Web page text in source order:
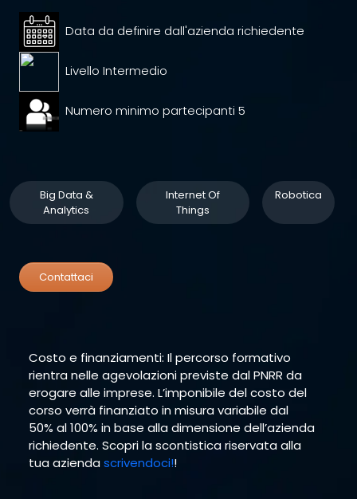
Data da definire dall'azienda richiedente
Livello Intermedio
Numero minimo partecipanti 5
Big Data &
Analytics
Internet Of
Things
Robotica
Contattaci
Costo e finanziamenti: Il percorso formativo
rientra nelle agevolazioni previste dal PNRR da
erogare alle imprese. L’imponibile del costo del
corso verrà finanziato in misura variabile dal
50% al 100% in base alla dimensione dell’azienda
richiedente. Scopri la scontistica riservata alla
tua azienda scrivendoci!!